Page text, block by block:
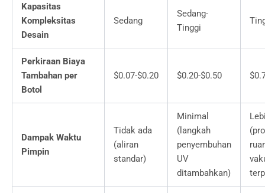
Kapasitas
Kompleksitas
Desain
Sedang
Sedang-
Tinggi
Perkiraan Biaya
Tambahan per
Botol
$0.07-$0.20 $0.20-$0.50
Dampak Waktu
Pimpin
Tidak ada
(aliran
standar)
Minimal
(langkah
penyembuhan
UV
ditambahkan)